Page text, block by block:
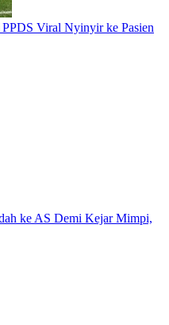
Viral Nyinyir ke Pasien
ke AS Demi Kejar Mimpi,